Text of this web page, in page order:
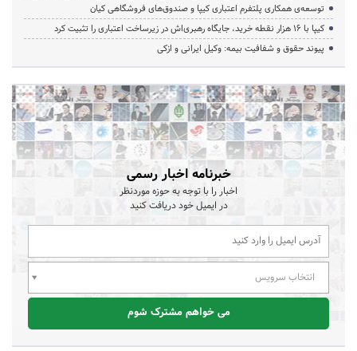
توسعه‌ی همکاری‌ پلتفرم اعتباری کیپا و صندوق‌های فروشگاهی کیان
کیپا با ۱۶ هزار نقطه خرید، جایگاه رهبری‌اش در زیرساخت اعتباری را تثبیت کرد
پیوند حقوق و شفافیت بیمه: وکیل ایرانی و ازکی
خبرنامه اخبار رسمی
اخبار را با توجه به حوزه موردنظر
در ایمیل خود دریافت کنید
انتخاب سرویس
می خواهم مشترک شوم